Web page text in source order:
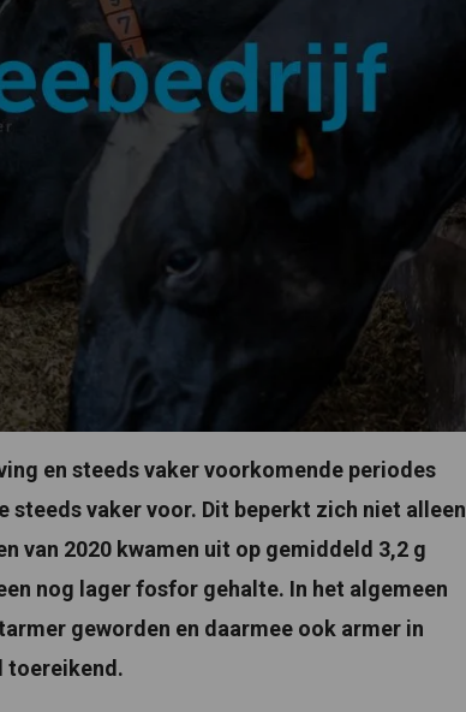
en steeds vaker voorkomende periodes
vaker voor. Dit beperkt zich niet alleen
van 2020 kwamen uit op gemiddeld 3,2 g
nog lager fosfor gehalte. In het algemeen
geworden en daarmee ook armer in
toereikend.